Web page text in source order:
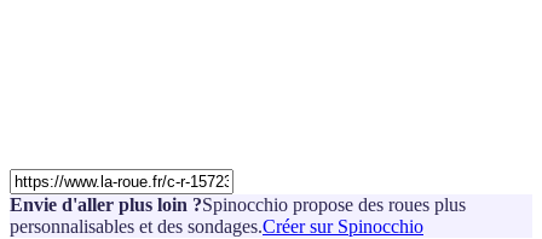
Envie d'aller plus loin ?Spinocchio propose des roues plus
personnalisables et des sondages.Créer sur Spinocchio